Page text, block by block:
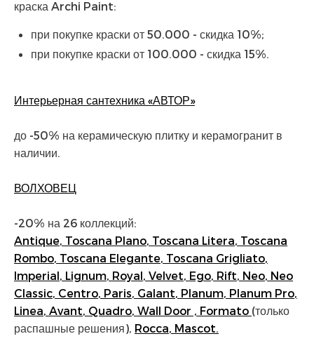
краска Archi Paint:
при покупке краски от 50.000 - скидка 10%;
при покупке краски от 100.000 - скидка 15%.
Интерьерная сантехника «АВТОР»
до -50% на керамическую плитку и керамогранит в
наличии.
ВОЛХОВЕЦ
-20% на 26 коллекций:
Antique Toscana Plano Toscana Litera Toscana
Rombo Toscana Elegante Toscana Grigliato
Imperial Lignum Royal Velvet Ego Rift Neo Neo
Classic Centro Paris Galant Planum Planum Pro
Linea Avant Quadro Wall Door Formato (только
распашные решения), Rocca Mascot